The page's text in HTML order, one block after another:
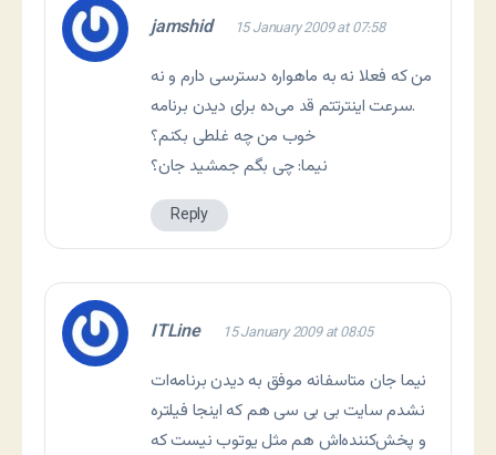
jamshid 15 January 2009 at 07:58
من که فعلا نه به ماهواره دسترسی دارم و نه
سرعت اینترتتم قد می‌ده برای دیدن برنامه.
خوب من چه غلطی بکنم؟
نیما: چی بگم جمشید جان؟
Reply
ITLine 15 January 2009 at 08:05
نیما جان متاسفانه موفق به دیدن برنامه‌ات
نشدم سایت بی بی سی هم که اینجا فیلتره
و پخش‌کننده‌اش هم مثل یوتوب نیست که